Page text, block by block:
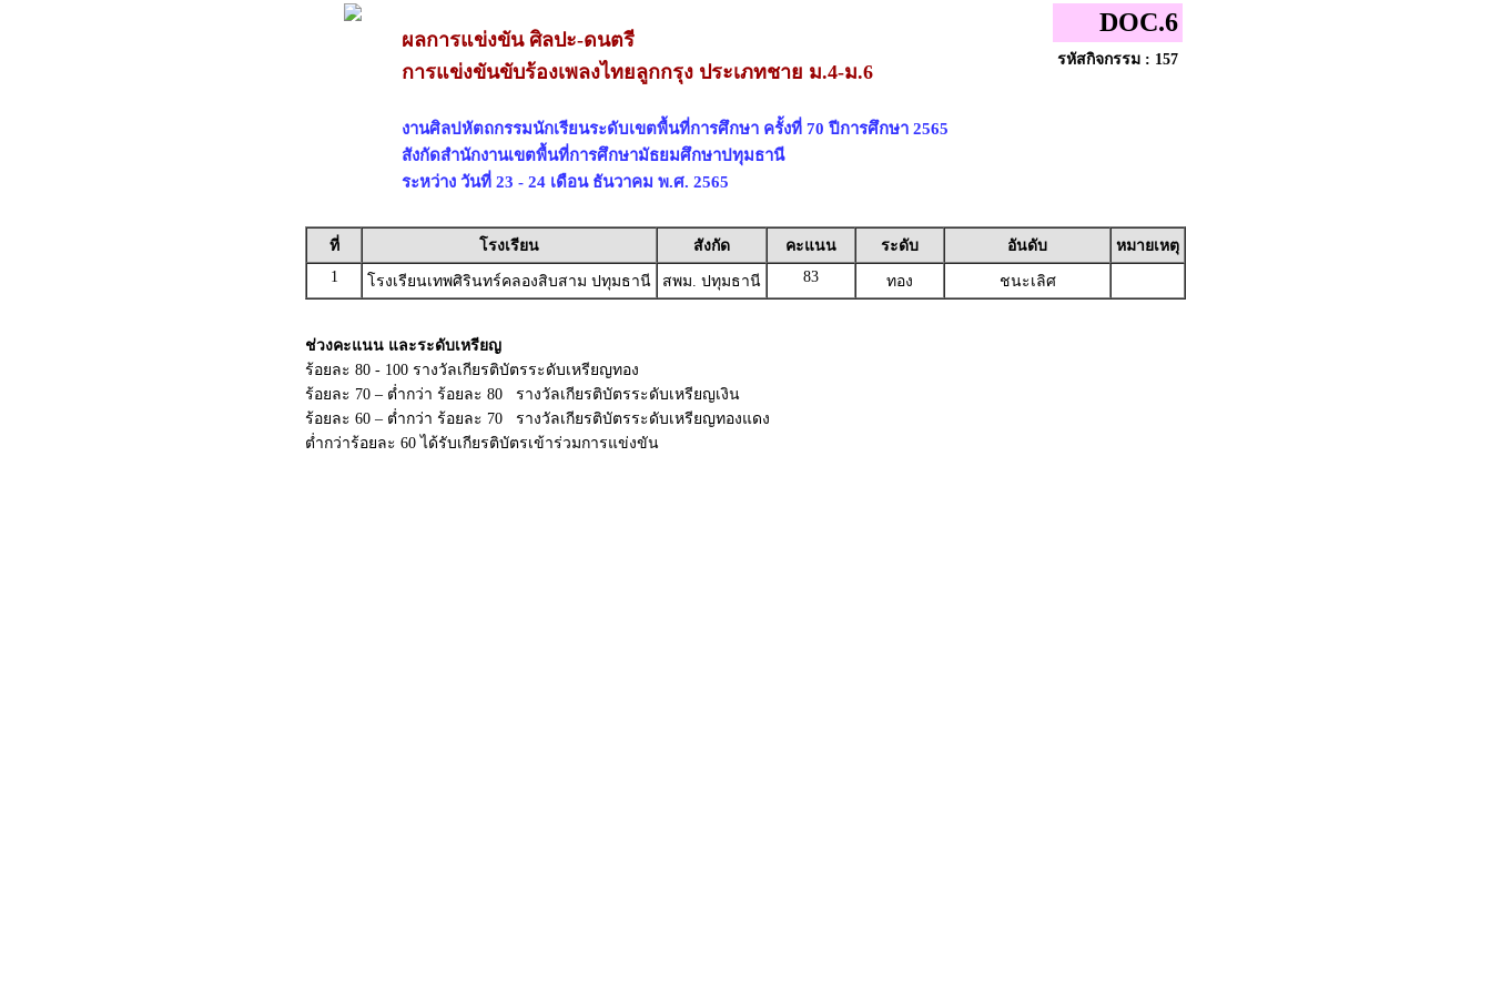
ผลการแข่งขัน ศิลปะ-ดนตรี
การแข่งขันขับร้องเพลงไทยลูกกรุง ประเภทชาย ม.4-ม.6
งานศิลปหัตถกรรมนักเรียนระดับเขตพื้นที่การศึกษา ครั้งที่ 70 ปีการศึกษา 2565
สังกัดสำนักงานเขตพื้นที่การศึกษามัธยมศึกษาปทุมธานี
ระหว่าง วันที่ 23 - 24 เดือน ธันวาคม พ.ศ. 2565
DOC.6
รหัสกิจกรรม : 157
ที่ โรงเรียน สังกัด คะแนน ระดับ อันดับ
หมายเหตุ
1
โรงเรียนเทพศิรินทร์คลองสิบสาม ปทุมธานี สพม. ปทุมธานี 83 ทอง ชนะเลิศ
ช่วงคะแนน และระดับเหรียญ
ร้อยละ 80 - 100 รางวัลเกียรติบัตรระดับเหรียญทอง
ร้อยละ 70 – ต่ำกว่า ร้อยละ 80 รางวัลเกียรติบัตรระดับเหรียญเงิน
ร้อยละ 60 – ต่ำกว่า ร้อยละ 70 รางวัลเกียรติบัตรระดับเหรียญทองแดง
ต่ำกว่าร้อยละ 60 ได้รับเกียรติบัตรเข้าร่วมการแข่งขัน